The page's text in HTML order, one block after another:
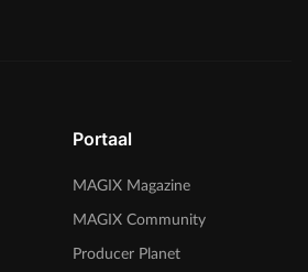
Portaal
MAGIX Magazine
MAGIX Community
Producer Planet